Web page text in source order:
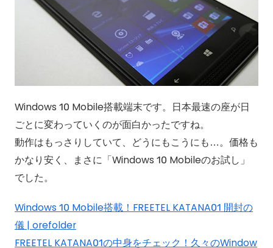
Windows 10 Mobile搭載端末です。日本最速の座が日
ごとに変わっていくのが面白かったですね。
動作はもっさりしていて、どうにもこうにも…。価格も
かなり安く、まさに「Windows 10 Mobileのお試し」
でした。
Windows 10 Mobile搭載！FREETEL KATANA01 開封の
儀 | orefolder
FREETEL KATANA01の中身をチェック！久々のWindow